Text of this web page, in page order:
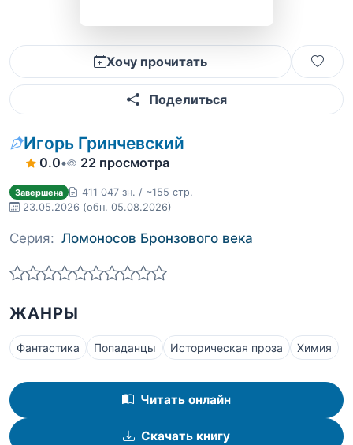
Хочу прочитать
Поделиться
Игорь Гринчевский
0.0• 22 просмотра
Завершена
411 047 зн. / ~155 стр.
23.05.2026 (обн. 05.08.2026)
Серия: Ломоносов Бронзового века
ЖАНРЫ
Фантастика Попаданцы Историческая проза Химия
Читать онлайн
Скачать книгу